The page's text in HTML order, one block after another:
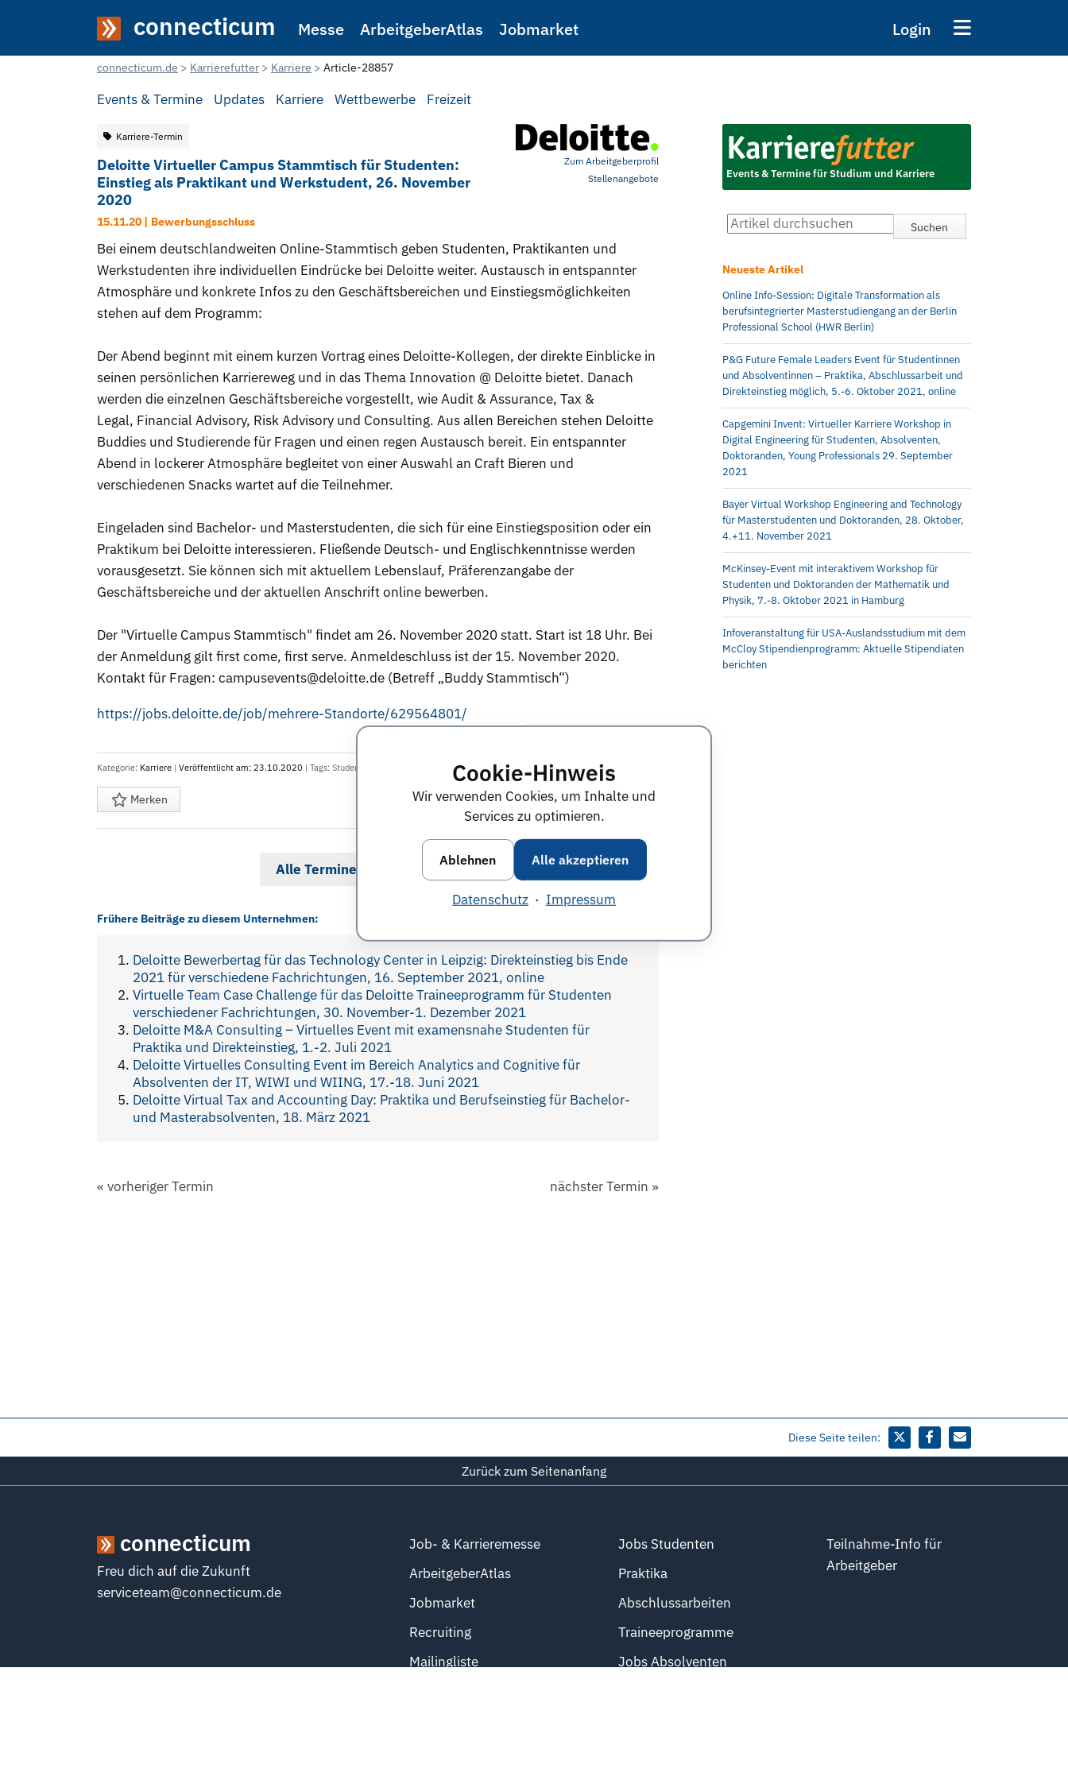
Cookie-Hinweis
Wir verwenden Cookies, um Inhalte und
Services zu optimieren.
Ablehnen Alle akzeptieren
Datenschutz · Impressum
connecticum Messe ArbeitgeberAtlas Jobmarket Login
connecticum.de Karrierefutter Karriere Article-28857
Events & Termine Updates Karriere Wettbewerbe Freizeit
Zum Arbeitgeberprofil
Stellenangebote
Karriere-Termin
Deloitte Virtueller Campus Stammtisch für Studenten:
Einstieg als Praktikant und Werkstudent, 26. November
2020
15.11.20 | Bewerbungsschluss
Bei einem deutschlandweiten Online-Stammtisch geben Studenten, Praktikanten und
Werkstudenten ihre individuellen Eindrücke bei Deloitte weiter. Austausch in entspannter
Atmosphäre und konkrete Infos zu den Geschäftsbereichen und Einstiegsmöglichkeiten
stehen auf dem Programm:
Der Abend beginnt mit einem kurzen Vortrag eines Deloitte-Kollegen, der direkte Einblicke in
seinen persönlichen Karriereweg und in das Thema Innovation @ Deloitte bietet. Danach
werden die einzelnen Geschäftsbereiche vorgestellt, wie Audit & Assurance, Tax &
Legal, Financial Advisory, Risk Advisory und Consulting. Aus allen Bereichen stehen Deloitte
Buddies und Studierende für Fragen und einen regen Austausch bereit. Ein entspannter
Abend in lockerer Atmosphäre begleitet von einer Auswahl an Craft Bieren und
verschiedenen Snacks wartet auf die Teilnehmer.
Eingeladen sind Bachelor- und Masterstudenten, die sich für eine Einstiegsposition oder ein
Praktikum bei Deloitte interessieren. Fließende Deutsch- und Englischkenntnisse werden
vorausgesetzt. Sie können sich mit aktuellem Lebenslauf, Präferenzangabe der
Geschäftsbereiche und der aktuellen Anschrift online bewerben.
Der "Virtuelle Campus Stammtisch" findet am 26. November 2020 statt. Start ist 18 Uhr. Bei
der Anmeldung gilt first come, first serve. Anmeldeschluss ist der 15. November 2020.
Kontakt für Fragen: campusevents@deloitte.de (Betreff „Buddy Stammtisch“)
https://jobs.deloitte.de/job/mehrere-Standorte/629564801/
Kategorie: Karriere | Veröffentlicht am: 23.10.2020 | Tags: Studenten
Merken Diesen Termin teilen:
Alle Termine im November 2020
Frühere Beiträge zu diesem Unternehmen:
Deloitte Bewerbertag für das Technology Center in Leipzig: Direkteinstieg bis Ende
2021 für verschiedene Fachrichtungen, 16. September 2021, online
Virtuelle Team Case Challenge für das Deloitte Traineeprogramm für Studenten
verschiedener Fachrichtungen, 30. November-1. Dezember 2021
Deloitte M&A Consulting – Virtuelles Event mit examensnahe Studenten für
Praktika und Direkteinstieg, 1.-2. Juli 2021
Deloitte Virtuelles Consulting Event im Bereich Analytics and Cognitive für
Absolventen der IT, WIWI und WIING, 17.-18. Juni 2021
Deloitte Virtual Tax and Accounting Day: Praktika und Berufseinstieg für Bachelor-
und Masterabsolventen, 18. März 2021
« vorheriger Termin nächster Termin »
Events & Termine für Studium und Karriere
Neueste Artikel
Online Info-Session: Digitale Transformation als
berufsintegrierter Masterstudiengang an der Berlin
Professional School (HWR Berlin)
P&G Future Female Leaders Event für Studentinnen
und Absolventinnen – Praktika, Abschlussarbeit und
Direkteinstieg möglich, 5.-6. Oktober 2021, online
Capgemini Invent: Virtueller Karriere Workshop in
Digital Engineering für Studenten, Absolventen,
Doktoranden, Young Professionals 29. September
2021
Bayer Virtual Workshop Engineering and Technology
für Masterstudenten und Doktoranden, 28. Oktober,
4.+11. November 2021
McKinsey-Event mit interaktivem Workshop für
Studenten und Doktoranden der Mathematik und
Physik, 7.-8. Oktober 2021 in Hamburg
Infoveranstaltung für USA-Auslandsstudium mit dem
McCloy Stipendienprogramm: Aktuelle Stipendiaten
berichten
Diese Seite teilen:
Zurück zum Seitenanfang
connecticum
Freu dich auf die Zukunft
serviceteam@connecticum.de
Job- & Karrieremesse
ArbeitgeberAtlas
Jobmarket
Recruiting
Mailingliste
Jobs Studenten
Praktika
Abschlussarbeiten
Traineeprogramme
Jobs Absolventen
Teilnahme-Info für
Arbeitgeber